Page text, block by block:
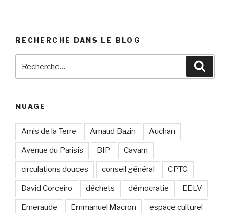
RECHERCHE DANS LE BLOG
NUAGE
Amis de la Terre Arnaud Bazin Auchan
Avenue du Parisis BIP Cavam
circulations douces conseil général CPTG
David Corceiro déchets démocratie EELV
Emeraude Emmanuel Macron espace culturel